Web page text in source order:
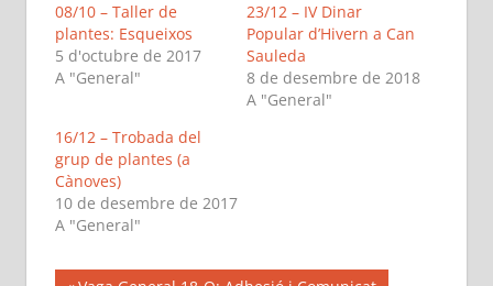
08/10 – Taller de
plantes: Esqueixos
5 d'octubre de 2017
A "General"
23/12 – IV Dinar
Popular d’Hivern a Can
Sauleda
8 de desembre de 2018
A "General"
16/12 – Trobada del
grup de plantes (a
Cànoves)
10 de desembre de 2017
A "General"